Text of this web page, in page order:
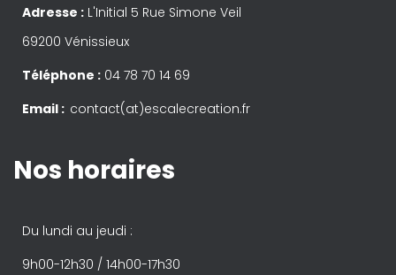
Adresse : L'Initial 5 Rue Simone Veil
69200 Vénissieux
Téléphone : 04 78 70 14 69
Email : contact(at)escalecreation.fr
Nos horaires
Du lundi au jeudi :
9h00-12h30 / 14h00-17h30